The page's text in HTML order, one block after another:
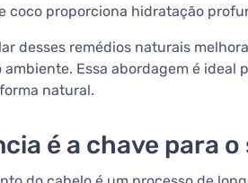
coco proporciona hidratação
desses remédios naturais
ambiente. Essa abordagem é
natural.
é a chave para